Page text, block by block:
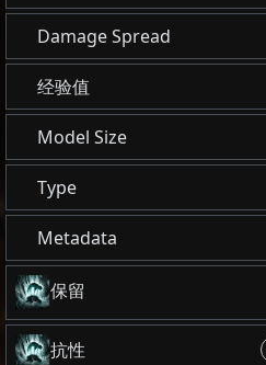
Damage Spread
经验值
Model Size
Type
Metadata
保留
抗性